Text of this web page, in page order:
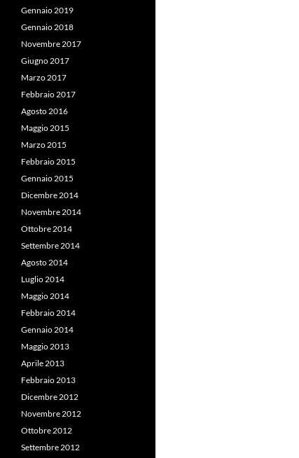
Gennaio 2019
Gennaio 2018
Novembre 2017
Giugno 2017
Marzo 2017
Febbraio 2017
Agosto 2016
Maggio 2015
Marzo 2015
Febbraio 2015
Gennaio 2015
Dicembre 2014
Novembre 2014
Ottobre 2014
Settembre 2014
Agosto 2014
Luglio 2014
Maggio 2014
Febbraio 2014
Gennaio 2014
Maggio 2013
Aprile 2013
Febbraio 2013
Dicembre 2012
Novembre 2012
Ottobre 2012
Settembre 2012